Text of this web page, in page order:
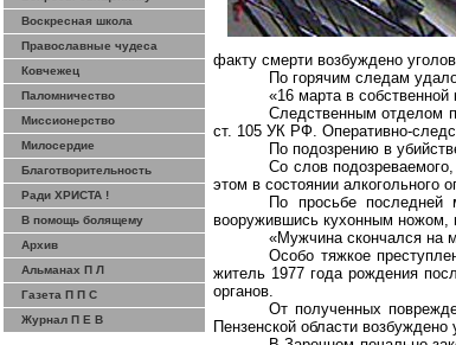
Воскресная школа
Православные чудеса
Ковчежец
Паломничество
Миссионерство
Милосердие
Благотворительность
Ради ХРИСТА !
В помощь болящему
Архив
Альманах П Л
Газета П П С
Журнал П Е В
факту смерти возбуждено
По горячим следам
«16 марта в
Следственным отделом
ст. 105 УК РФ. Оперативно-
По подозрению в
Со слов
этом в состоянии алкогольного
По просьбе
вооружившись кухонным ножом,
«Мужчина скончался на
Особо тяжкое
житель 1977 года рождения
органов.
От полученных
Пензенской области